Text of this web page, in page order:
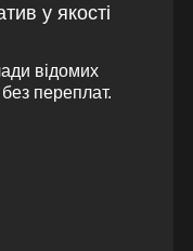
у якості
відомих
переплат.